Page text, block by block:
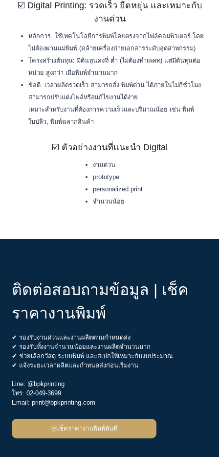
☑️ Digital Printing: รวดเร็ว ยืดหยุ่น และเหมาะกับ
งานด่วน
หลักการ: ใช้เทคโนโลยีการพิมพ์โดยตรงจากไฟล์คอมพิวเตอร์ โดย
ไม่ต้องผ่านแม่พิมพ์ (คล้ายเครื่องถ่ายเอกสารระดับอุตสาหกรรม)
โครงสร้างต้นทุน: มีต้นทุนคงที่ ต่ำ (ไม่ต้องทำเพลท) แต่มีต้นทุนต่อ
หน่วย สูงกว่า เมื่อพิมพ์จำนวนมาก
ข้อดี: เวลาผลิตรวดเร็ว สามารถสั่ง พิมพ์ด่วน ได้ภายในไม่กี่ชั่วโมง
สามารถปรับแต่งไฟล์หรือแก้ไขงานได้ง่าย
เหมาะสำหรับงานที่ต้องการความเร็วและปริมาณน้อย เช่น พิมพ์
ใบปลิว, พิมพ์ฉลากสินค้า
☑️ ตัวอย่างงานที่แนะนำ Digital
งานด่วน
prototype
personalized print
จำนวนน้อย
ติดต่อสอบถามข้อมูล | เช็ค
ราคางานพิมพ์
✔ รองรับงานด่วนและงานผลิตตามกำหนดส่ง
✔ รองรับทั้งงานจำนวนน้อยและงานผลิตจำนวนมาก
✔ ช่วยเลือกวัสดุ ระบบพิมพ์ และสเปกให้เหมาะกับงบประมาณ
✔ แจ้งระยะเวลาผลิตและกำหนดส่งก่อนเริ่มงาน
Line: @bpkprinting
โทร: 02-049-3699
Email: print@bpkprinting.com
เช็คราคางานพิมพ์ทันที